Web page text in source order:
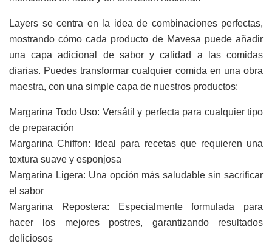
Layers se centra en la idea de combinaciones perfectas,
mostrando cómo cada producto de Mavesa puede añadir
una capa adicional de sabor y calidad a las comidas
diarias. Puedes transformar cualquier comida en una obra
maestra, con una simple capa de nuestros productos:
Margarina Todo Uso: Versátil y perfecta para cualquier tipo
de preparación
Margarina Chiffon: Ideal para recetas que requieren una
textura suave y esponjosa
Margarina Ligera: Una opción más saludable sin sacrificar
el sabor
Margarina Repostera: Especialmente formulada para
hacer los mejores postres, garantizando resultados
deliciosos